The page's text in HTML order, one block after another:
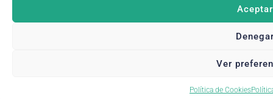
Aceptar
Ver
Política de Cookies